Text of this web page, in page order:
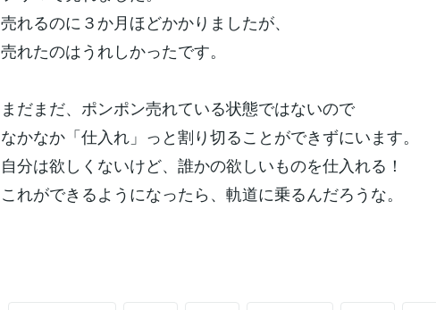
売れるのに３か月ほどかかりましたが、
売れたのはうれしかったです。
まだまだ、ポンポン売れている状態ではないので
なかなか「仕入れ」っと割り切ることができずにいます。
自分は欲しくないけど、誰かの欲しいものを仕入れる！
これができるようになったら、軌道に乗るんだろうな。